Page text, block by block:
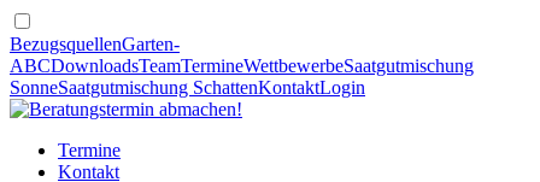
BezugsquellenGarten-
ABCDownloadsTeamTermineWettbewerbeSaatgutmischung
SonneSaatgutmischung SchattenKontaktLogin
Termine
Kontakt